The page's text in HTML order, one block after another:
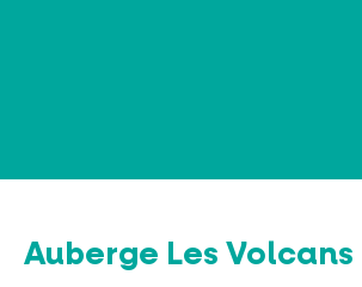
Auberge Les Volcans